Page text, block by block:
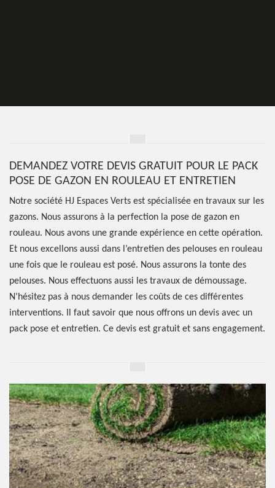
DEMANDEZ VOTRE DEVIS GRATUIT POUR LE PACK
POSE DE GAZON EN ROULEAU ET ENTRETIEN
Notre société HJ Espaces Verts est spécialisée en travaux sur les
gazons. Nous assurons à la perfection la pose de gazon en
rouleau. Nous avons une grande expérience en cette opération.
Et nous excellons aussi dans l’entretien des pelouses en rouleau
une fois que le rouleau est posé. Nous assurons la tonte des
pelouses. Nous effectuons aussi les travaux de démoussage.
N’hésitez pas à nous demander les coûts de ces différentes
interventions. Il faut savoir que nous offrons un devis avec un
pack pose et entretien. Ce devis est gratuit et sans engagement.